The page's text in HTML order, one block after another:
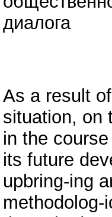
диалога
As a result
situation, on
in the
its future
upbring-ing